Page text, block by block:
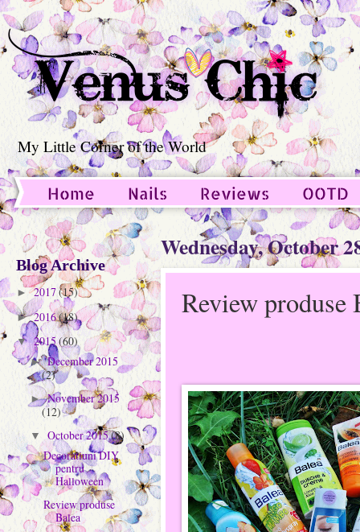
My Little Corner of the World
Home Nails Reviews
OOTD
Guest Post
Wednesday, October
Review produse
Blog Archive
►2017(15)
►2016(18)
▼ 2015(60)
►December 2015
(2)
►November 2015
(12)
▼ October 2015(8)
Decoratiuni DIY
pentru
Halloween
Review produse
Balea